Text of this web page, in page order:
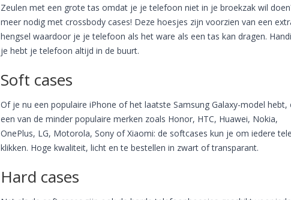
Zeulen met een grote tas omdat je je telefoon niet in je broekzak wil
meer nodig met crossbody cases! Deze hoesjes zijn voorzien van een
hengsel waardoor je je telefoon als het ware als een tas kan dragen.
je hebt je telefoon altijd in de buurt.
Soft cases
Of je nu een populaire iPhone of het laatste Samsung Galaxy-model hebt,
een van de minder populaire merken zoals Honor, HTC, Huawei, Nokia,
OnePlus, LG, Motorola, Sony of Xiaomi: de softcases kun je om iedere
klikken. Hoge kwaliteit, licht en te bestellen in zwart of transparant.
Hard cases